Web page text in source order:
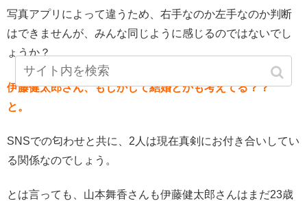
写真アプリによって違うため、右手なのか左手なのか判断
はできませんが、みんな同じように感じるのではないでし
ょうか？
伊藤健太郎さん、もしかして結婚とかも考えてる？？
と。
SNSでの匂わせと共に、2人は現在真剣にお付き合いしてい
る関係なのでしょう。
とは言っても、山本舞香さんも伊藤健太郎さんはまだ23歳